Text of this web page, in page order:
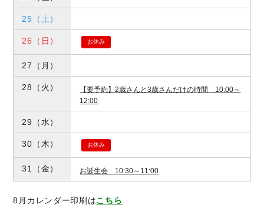
25 （土）
26 （日） お休み
27 （月）
28 （火）
【要予約】2歳さんと3歳さんだけの時間 10:00～
12:00
29 （水）
30 （木） お休み
31 （金） お誕生会 10:30～11:00
8月カレンダー印刷はこちら​